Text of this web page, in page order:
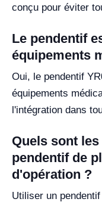
conçu pour éviter
Le pendentif
équipements
Oui, le pendentif
équipements
l'intégration dans
Quels sont
pendentif de
d'opération ?
Utiliser un